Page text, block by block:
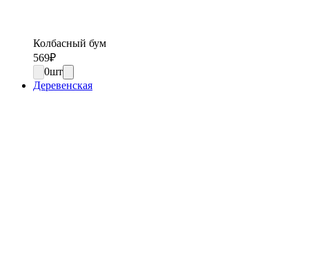
Колбасный бум
569₽
0шт
Деревенская